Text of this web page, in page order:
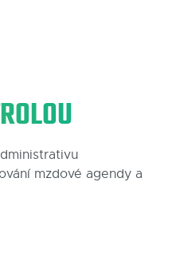
mzdové agendy a